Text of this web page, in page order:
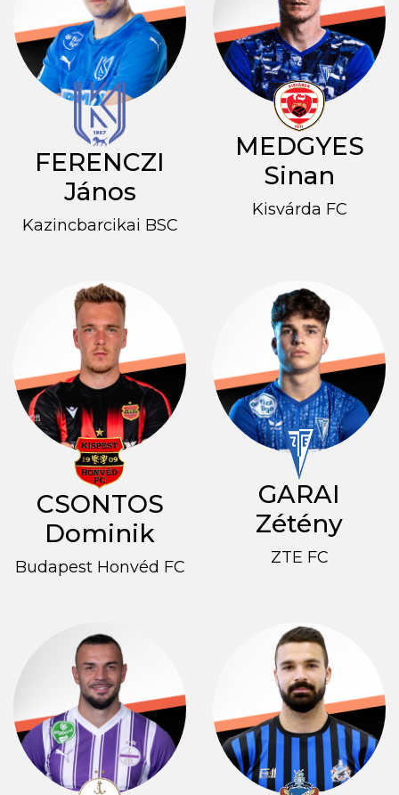
FERENCZI
János
Kazincbarcikai BSC
MEDGYES
Sinan
Kisvárda FC
CSONTOS
Dominik
Budapest Honvéd FC
GARAI
Zétény
ZTE FC